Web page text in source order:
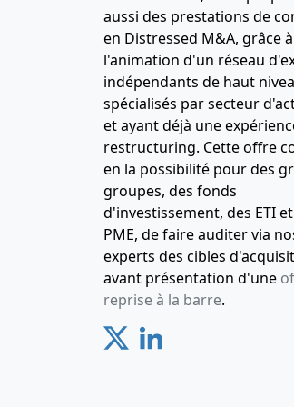
aussi des prestations de
en Distressed M&A, grâce à
l'animation d'un réseau
indépendants de haut
spécialisés par secteur
et ayant déjà une
restructuring. Cette offre
en la possibilité pour des
groupes, des fonds
d'investissement, des ETI
PME, de faire auditer via
experts des cibles
avant présentation d'une
reprise à la barre.